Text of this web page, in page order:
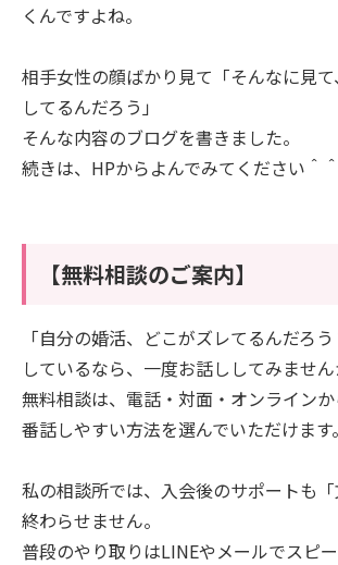
くんですよね。
相手女性の顔ばかり見て「そんなに見
してるんだろう」
そんな内容のブログを書きました。
続きは、HPからよんでみてください＾＾
【無料相談のご案内】
「自分の婚活、どこがズレてるんだろ
しているなら、一度お話ししてみません
無料相談は、電話・対面・オンライン
番話しやすい方法を選んでいただけます。
私の相談所では、入会後のサポートも
終わらせません。
普段のやり取りはLINEやメールでスピ